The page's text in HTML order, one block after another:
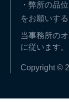
・弊所の品
をお願いす
当事務所の
に従います。
Copyright ©